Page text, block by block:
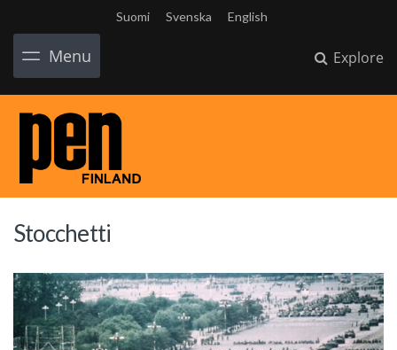
Suomi Svenska English
Menu Explore
Stocchetti